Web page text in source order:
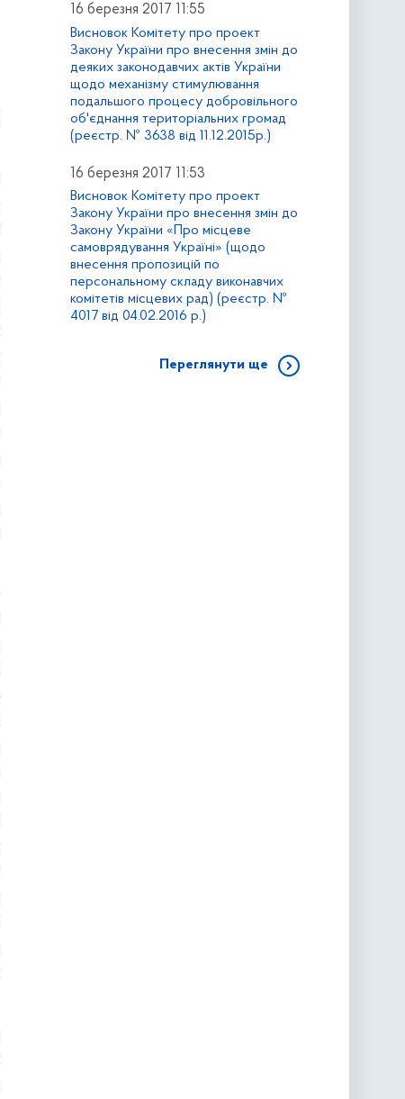
16 березня 2017 11:55
Висновок Комітету про проект
Закону України про внесення змін до
деяких законодавчих актів України
щодо механізму стимулювання
подальшого процесу добровільного
об'єднання територіальних громад
(реєстр. № 3638 від 11.12.2015р.)
16 березня 2017 11:53
Висновок Комітету про проект
Закону України про внесення змін до
Закону України «Про місцеве
самоврядування Україні» (щодо
внесення пропозицій по
персональному складу виконавчих
комітетів місцевих рад) (реєстр. №
4017 від 04.02.2016 р.)
Переглянути ще